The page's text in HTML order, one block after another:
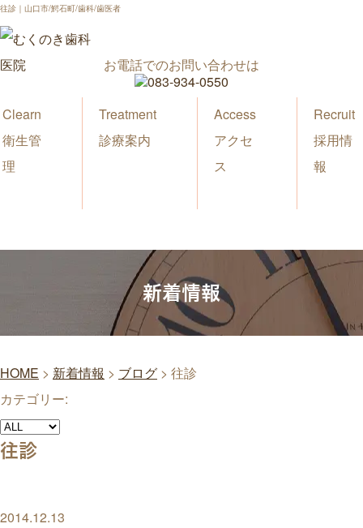
往診｜山口市/鰐石町/歯科/歯医者
お電話でのお問い合わせは
Clearn
衛生管
理
Treatment
診療案内
Access
アクセ
ス
Recruit
採用情
報
新着情報
HOME > 新着情報 > ブログ > 往診
カテゴリー:
往診
2014.12.13